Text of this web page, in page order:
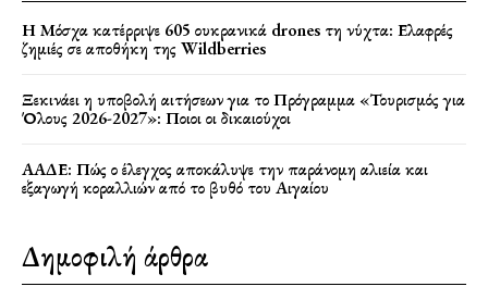
Η Μόσχα κατέρριψε 605 ουκρανικά drones τη νύχτα: Ελαφρές
ζημιές σε αποθήκη της Wildberries
Ξεκινάει η υποβολή αιτήσεων για το Πρόγραμμα «Τουρισμός για
Όλους 2026-2027»: Ποιοι οι δικαιούχοι
ΑΑΔΕ: Πώς ο έλεγχος αποκάλυψε την παράνομη αλιεία και
εξαγωγή κοραλλιών από το βυθό του Αιγαίου
Δημοφιλή άρθρα